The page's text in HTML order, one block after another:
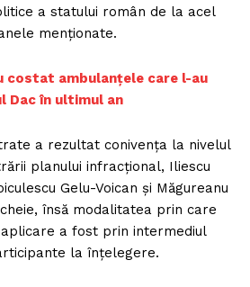
a statului român de la acel
menționate.
costat ambulanțele care l-au
Dac în ultimul an
a rezultat conivența la nivelul
planului infracțional, Iliescu
Gelu-Voican și Măgureanu
însă modalitatea prin care
a fost prin intermediul
la înțelegere.